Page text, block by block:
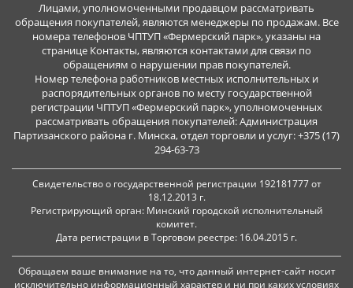
Лицами, уполномоченными продавцом рассматривать
обращения покупателей, являются менеджеры по продажам. Все
номера телефонов ЧПТУП «Фермерский парк», указаны на
странице Контакты, являются контактами для связи по
обращениям о нарушении прав покупателей.
Номер телефона работников местных исполнительных и
распорядительных органов по месту государственной
регистрации ЧПТУП «Фермерский парк», уполномоченных
рассматривать обращения покупателей: Администрация
Партизанского района г. Минска, отдел торговли и услуг: +375 (17)
294-63-73
Свидетельство о государственной регистрации 192181777 от
18.12.2013 г.
Регистрирующий орган: Минский городской исполнительный
комитет.
Дата регистрации в Торговом реестре: 16.04.2015 г.
Обращаем ваше внимание на то, что данный интернет-сайт носит
исключительно информационный характер и ни при каких условиях